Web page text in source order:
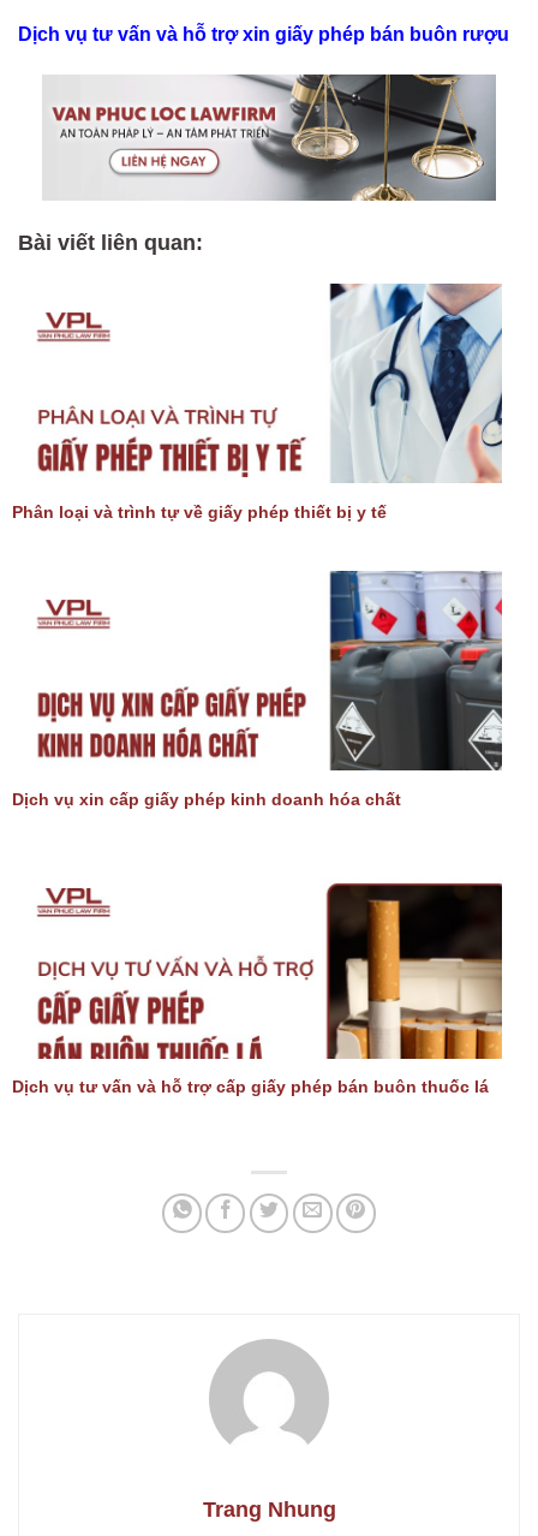
Dịch vụ tư vấn và hỗ trợ xin giấy phép bán buôn rượu
Bài viết liên quan:
Phân loại và trình tự về giấy phép thiết bị y tế
Dịch vụ xin cấp giấy phép kinh doanh hóa chất
Dịch vụ tư vấn và hỗ trợ cấp giấy phép bán buôn thuốc lá
Trang Nhung